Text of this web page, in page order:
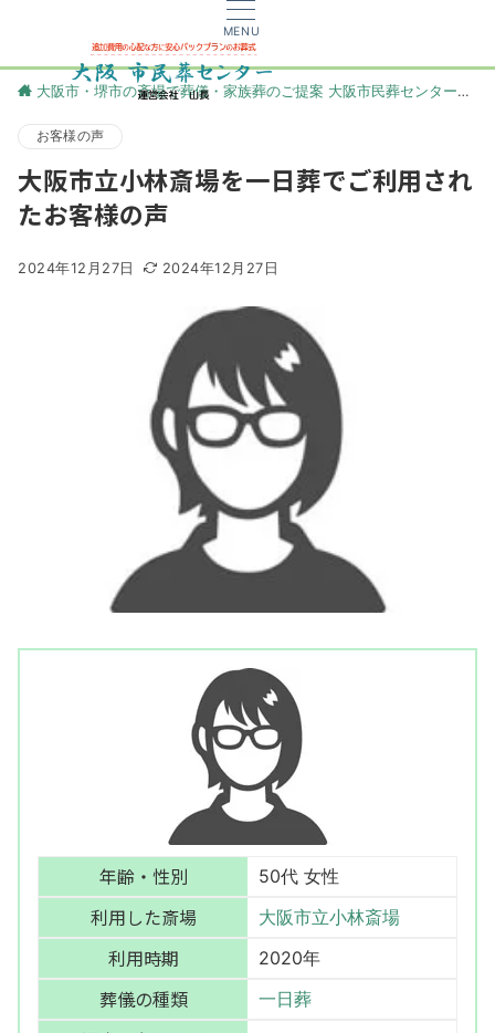
MENU
大阪市・堺市の斎場で葬儀・家族葬のご提案 大阪市民葬センター
お客様の声
大阪市立小林斎場を一日葬でご利用され
たお客様の声
2024年12月27日 2024年12月27日
年齢・性別 50代 女性
利用した斎場 大阪市立小林斎場
利用時期 2020年
葬儀の種類 一日葬